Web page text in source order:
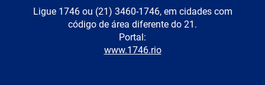
Ligue 1746 ou (21) 3460-1746, em cidades com
código de área diferente do 21.
Portal:
www.1746.rio